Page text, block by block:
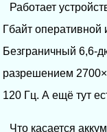
Работает
Гбайт оперативной
Безграничный 6,6-
разрешением
120 Гц. А ещё тут
Что касается